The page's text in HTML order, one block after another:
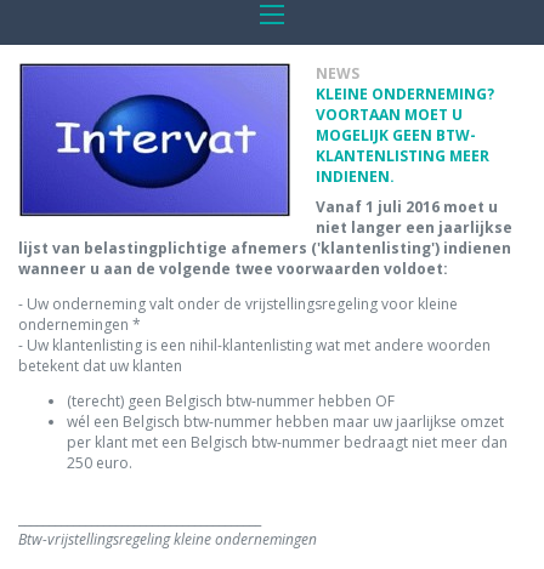
NEWS
KLEINE ONDERNEMING?
VOORTAAN MOET U
MOGELIJK GEEN BTW-
KLANTENLISTING MEER
INDIENEN.
Vanaf 1 juli 2016 moet u
niet langer een jaarlijkse
lijst van belastingplichtige afnemers ('klantenlisting') indienen
wanneer u aan de volgende twee voorwaarden voldoet:
- Uw onderneming valt onder de vrijstellingsregeling voor kleine
ondernemingen *
- Uw klantenlisting is een nihil-klantenlisting wat met andere woorden
betekent dat uw klanten
(terecht) geen Belgisch btw-nummer hebben OF
wél een Belgisch btw-nummer hebben maar uw jaarlijkse omzet
per klant met een Belgisch btw-nummer bedraagt niet meer dan
250 euro.
Btw-vrijstellingsregeling kleine ondernemingen